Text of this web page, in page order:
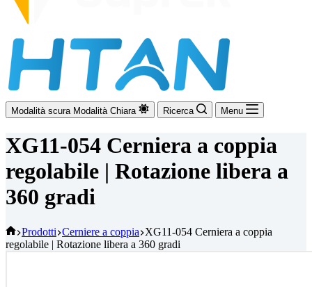
Modalità scura Modalità Chiara Ricerca Menu
XG11-054 Cerniera a coppia
regolabile | Rotazione libera a
360 gradi
Casa
Prodotti Cerniere a coppia XG11-054 Cerniera a coppia
regolabile | Rotazione libera a 360 gradi